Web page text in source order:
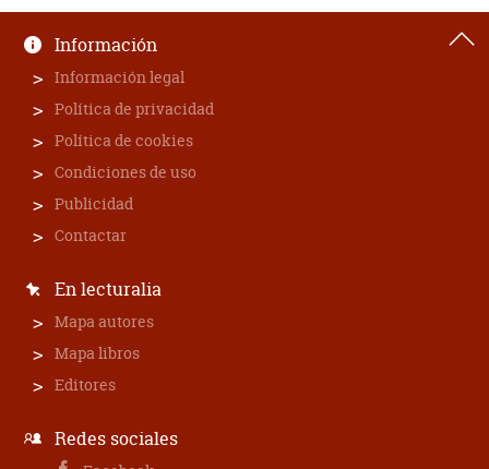
Información
Información legal
Política de privacidad
Política de cookies
Condiciones de uso
Publicidad
Contactar
En lecturalia
Mapa autores
Mapa libros
Editores
Redes sociales